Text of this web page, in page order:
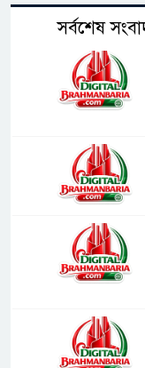
সর্বশেষ